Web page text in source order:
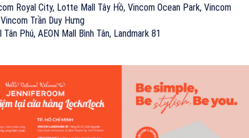
Royal City, Lotte Mall Tây Hồ, Vincom Ocean Park, Vincom
Trần Duy Hưng
Phú, AEON Mall Bình Tân, Landmark 81